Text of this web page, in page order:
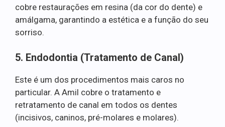
cobre restaurações em resina (da cor do dente) e
amálgama, garantindo a estética e a função do seu
sorriso.
5. Endodontia (Tratamento de Canal)
Este é um dos procedimentos mais caros no
particular. A Amil cobre o tratamento e
retratamento de canal em todos os dentes
(incisivos, caninos, pré-molares e molares).